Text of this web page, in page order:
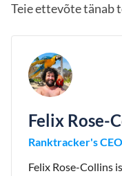
Teie ettevõte tänab
Felix Rose-
Ranktracker's
Felix Rose-Collins